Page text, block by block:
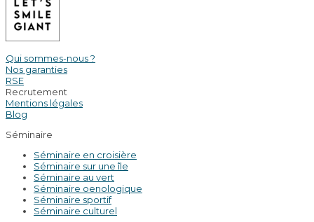
Qui sommes-nous ?
Nos garanties
RSE
Recrutement
Mentions légales
Blog
Séminaire
Séminaire en croisière
Séminaire sur une île
Séminaire au vert
Séminaire oenologique
Séminaire sportif
Séminaire culturel